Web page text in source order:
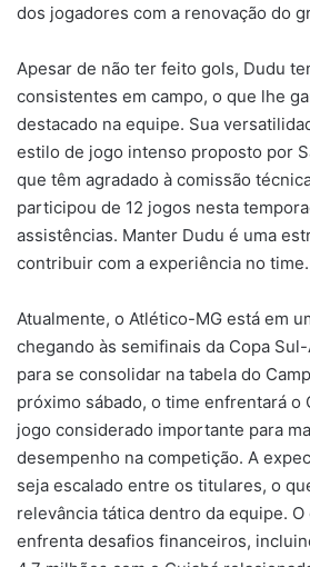
dos jogadores com a renovação do
Apesar de não ter feito gols, Dudu
consistentes em campo, o que lhe
destacado na equipe. Sua
estilo de jogo intenso proposto por
que têm agradado à comissão
participou de 12 jogos nesta
assistências. Manter Dudu é uma
contribuir com a experiência no time.
Atualmente, o Atlético-MG está em
chegando às semifinais da Copa
para se consolidar na tabela do
próximo sábado, o time enfrentará o
jogo considerado importante para
desempenho na competição. A
seja escalado entre os titulares, o
relevância tática dentro da equipe.
enfrenta desafios financeiros,